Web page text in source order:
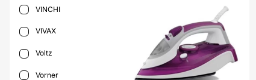
VINCHI
VIVAX
Voltz
Vorner